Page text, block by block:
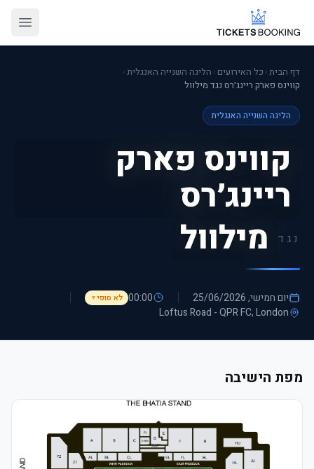
דף הבית› כל האירועים › הליגה השנייה האנגלית›
קווינס פארק ריינג׳רס נגד מילוול
הליגה השנייה האנגלית
קווינס פארק
ריינג׳רס
נגד מילוול
יום חמישי, 25/06/2026 00:00 לא סופי▼
Loftus Road - QPR FC, London
מפת הישיבה